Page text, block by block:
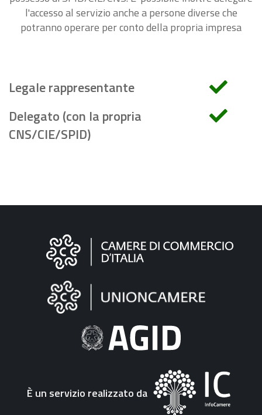
l'accesso al servizio anche a persone diverse che
potranno operare per conto della propria impresa
Legale rappresentante
Delegato (con la propria
CNS/CIE/SPID)
Informazioni
"Fattura
Elettronica"
È un servizio realizzato da